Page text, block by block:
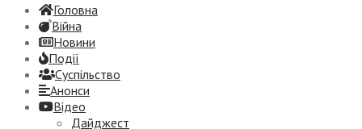
Головна
Війна
Новини
Події
Суспiльство
Анонси
Відео
Дайджест